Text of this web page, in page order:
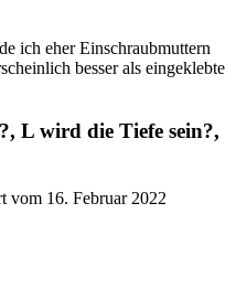
ich eher Einschraubmuttern
besser als eingeklebte
L wird die Tiefe sein?,
vom 16. Februar 2022